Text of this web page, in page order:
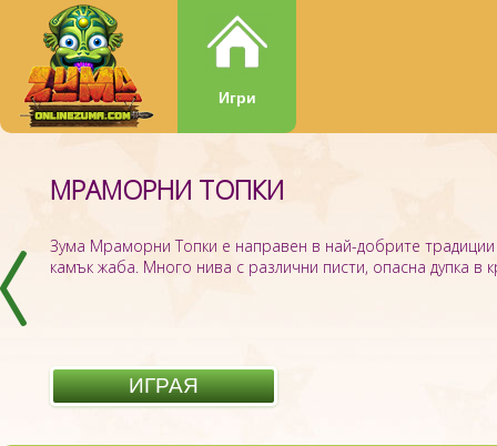
Игри
МРАМОРНИ ТОПКИ
Зума Мраморни Топки е направен в най-добрите традиции
камък жаба. Много нива с различни писти, опасна дупка в
ИГРАЯ
ZUMA BOOM
ИГРАЯ